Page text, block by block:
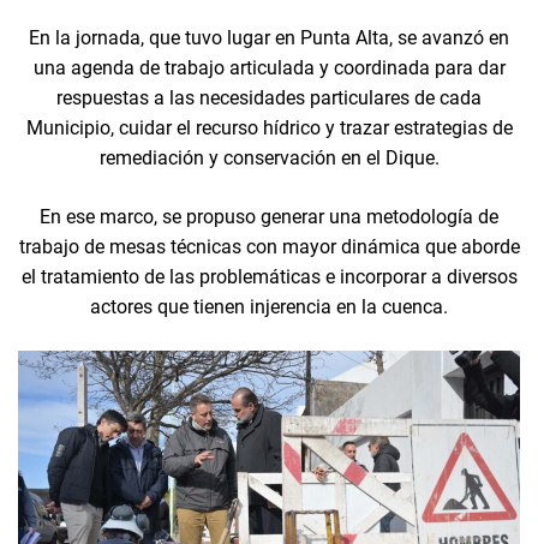
En la jornada, que tuvo lugar en Punta Alta, se avanzó en
una agenda de trabajo articulada y coordinada para dar
respuestas a las necesidades particulares de cada
Municipio, cuidar el recurso hídrico y trazar estrategias de
remediación y conservación en el Dique.
En ese marco, se propuso generar una metodología de
trabajo de mesas técnicas con mayor dinámica que aborde
el tratamiento de las problemáticas e incorporar a diversos
actores que tienen injerencia en la cuenca.